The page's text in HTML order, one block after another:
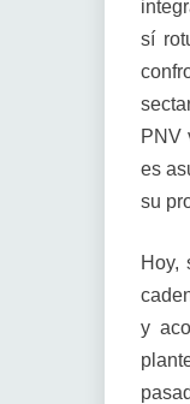
sí
PNV
es
su
Hoy,
y